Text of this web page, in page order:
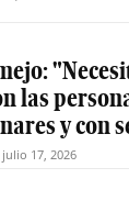
las
y con
julio 17, 2026